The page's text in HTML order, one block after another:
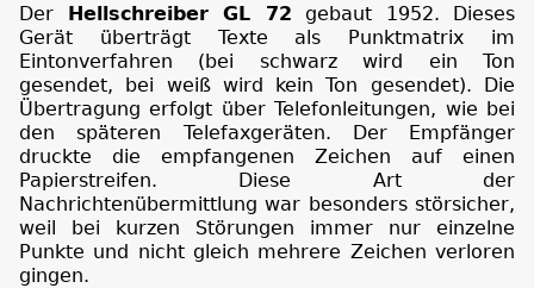
Der Hellschreiber GL 72 gebaut 1952. Dieses
Gerät überträgt Texte als Punktmatrix im
Eintonverfahren (bei schwarz wird ein Ton
gesendet, bei weiß wird kein Ton gesendet). Die
Übertragung erfolgt über Telefonleitungen, wie bei
den späteren Telefaxgeräten. Der Empfänger
druckte die empfangenen Zeichen auf einen
Papierstreifen. Diese Art der
Nachrichtenübermittlung war besonders störsicher,
weil bei kurzen Störungen immer nur einzelne
Punkte und nicht gleich mehrere Zeichen verloren
gingen.